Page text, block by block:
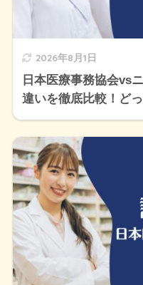
2026年8月1日
日本医療事務協会vs
違いを徹底比較！ど